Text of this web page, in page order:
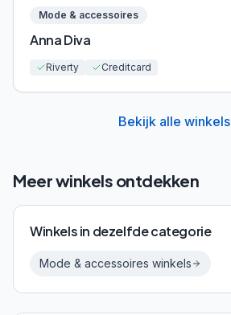
Mode & accessoires
Anna Diva
Riverty Creditcard
Bekijk alle winkels
Meer winkels ontdekken
Winkels in dezelfde categorie
Mode & accessoires winkels